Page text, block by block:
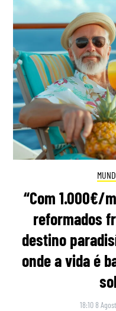
“Com 1.000€/
reformados
destino
onde a vida é
18:10 8